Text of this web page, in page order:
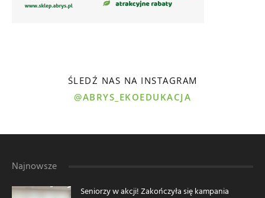
ŚLEDŹ NAS NA INSTAGRAM
@ABRYS_EKOEDUKACJA
Najnowsze
Seniorzy w akcji! Zakończyła się kampania